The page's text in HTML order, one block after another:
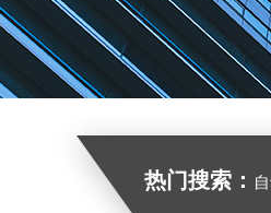
热门搜索： 自动自动化成套